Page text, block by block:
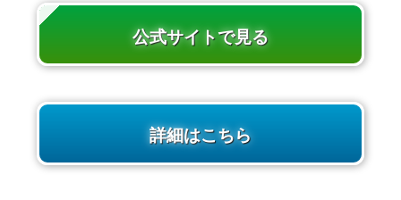
公式サイトで見る
詳細はこちら